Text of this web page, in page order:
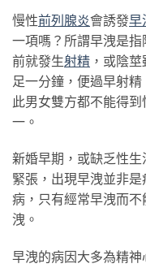
慢性前列腺炎會誘發早
一項嗎？所謂早洩是指
前就發生射精 ，或陰
足一分鐘，便過早射
此男女雙方都不能得
一。
新婚早期，或缺乏性
緊張，出現早洩並非
病，只有經常早洩而
洩。
早洩的病因大多為精